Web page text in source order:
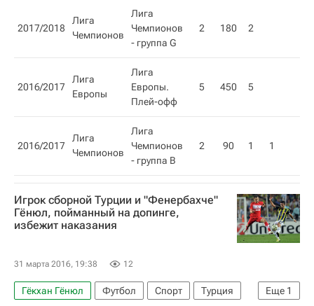
2017/2018
Лига
Чемпионов
Лига
Чемпионов
- группа G
2 180 2
2016/2017
Лига
Европы
Лига
Европы.
Плей-офф
5 450 5
2016/2017
Лига
Чемпионов
Лига
Чемпионов
- группа B
2 90 1 1
Игрок сборной Турции и "Фенербахче"
Гёнюл, пойманный на допинге,
избежит наказания
31 марта 2016, 19:38 12
Еще 1
Гёкхан Гёнюл Футбол Спорт
Турция